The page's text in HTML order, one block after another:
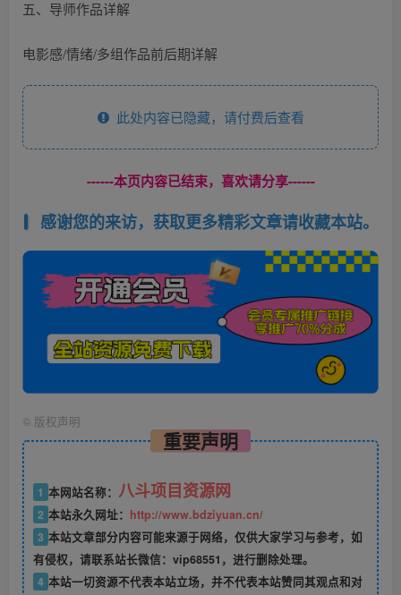
五、导师作品详解
电影感/情绪/多组作品前后期详解
此处内容已隐藏，请付费后查看
------本页内容已结束，喜欢请分享------
感谢您的来访，获取更多精彩文章请收藏本站。
© 版权声明
重要声明
1 本网站名称： 八斗项目资源网
2 本站永久网址： http://www.bdziyuan.cn/
3 本站文章部分内容可能来源于网络，仅供大家学习与参考，如
有侵权，请联系站长微信：vip68551，进行删除处理。
4 本站一切资源不代表本站立场，并不代表本站赞同其观点和对